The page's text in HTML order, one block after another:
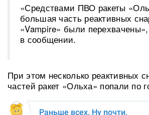
«Средствами ПВО ракеты
большая часть реактивных
«Vampire» были
в сообщении.
При этом несколько реактивных
частей ракет «Ольха» попали по